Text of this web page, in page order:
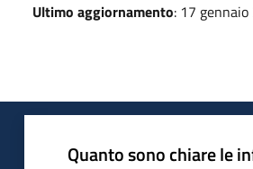
Ultimo aggiornamento: 17
Quanto sono chiare le